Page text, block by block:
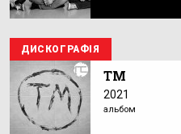
ДИСКОГРАФІЯ
ТМ
2021
альбом